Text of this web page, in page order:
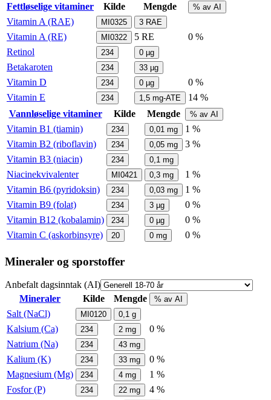
Fettløselige vitaminer
Kilde Mengde % av AI
Vitamin A (RAE) MI0325 3 RAE
Vitamin A (RE) MI0322 5 RE
0 %
Retinol
234 0 µg
Betakaroten 234 33 µg
Vitamin D 234 0 µg
0 %
Vitamin E
234 1,5 mg-ATE
14 %
Vannløselige vitaminer
Kilde Mengde % av AI
Vitamin B1 (tiamin) 234 0,01 mg
1 %
Vitamin B2 (riboflavin)
234 0,05 mg
3 %
Vitamin B3 (niacin)
234 0,1 mg
Niacinekvivalenter MI0421 0,3 mg
1 %
Vitamin B6 (pyridoksin)
234 0,03 mg
1 %
Vitamin B9 (folat)
234 3 µg
0 %
Vitamin B12 (kobalamin)
234 0 µg
0 %
Vitamin C (askorbinsyre)
20 0 mg 0 %
Mineraler og sporstoffer
Anbefalt dagsinntak (AI)
Mineraler
Kilde Mengde % av AI
Salt (NaCl) MI0120 0,1 g
Kalsium (Ca) 234 2 mg
0 %
Natrium (Na)
234 43 mg
Kalium (K) 234 33 mg
0 %
Magnesium (Mg)
234 4 mg
1 %
Fosfor (P)
234 22 mg
4 %